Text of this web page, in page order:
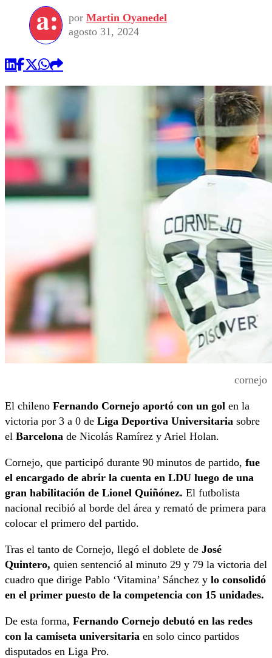
por Martin Oyanedel
agosto 31, 2024
cornejo
El chileno Fernando Cornejo aportó con un gol en la
victoria por 3 a 0 de Liga Deportiva Universitaria sobre
el Barcelona de Nicolás Ramírez y Ariel Holan.
Cornejo, que participó durante 90 minutos de partido, fue
el encargado de abrir la cuenta en LDU luego de una
gran habilitación de Lionel Quiñónez. El futbolista
nacional recibió al borde del área y remató de primera para
colocar el primero del partido.
Tras el tanto de Cornejo, llegó el doblete de José
Quintero, quien sentenció al minuto 29 y 79 la victoria del
cuadro que dirige Pablo ‘Vitamina’ Sánchez y lo consolidó
en el primer puesto de la competencia con 15 unidades.
De esta forma, Fernando Cornejo debutó en las redes
con la camiseta universitaria en solo cinco partidos
disputados en Liga Pro.